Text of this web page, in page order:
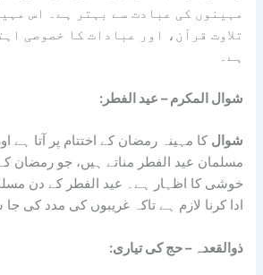
مہینوں کی عبادت سے بہتر ہے۔ اس
تلاوت قرآن، اور عبادات کا خصوصی
ہے۔
:شوال المکرم – عید الفطر
شوال کا مہینہ رمضان کے اختتام پر آتا ہے
مسلمان عید الفطر مناتے ہیں، جو رمضان
خوشی کا اظہار ہے۔ عید الفطر کے دن
ادا کرنا لازم ہے تاکہ غریبوں کی مدد کی
:ذوالقعدہ – حج کی تیاری